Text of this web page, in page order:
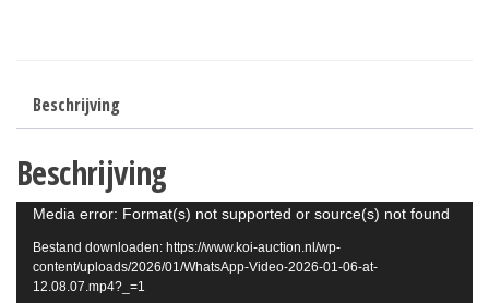
Beschrijving
Beschrijving
Videospeler
Media error: Format(s) not supported or source(s) not found
Bestand downloaden: https://www.koi-auction.nl/wp-
content/uploads/2026/01/WhatsApp-Video-2026-01-06-at-
12.08.07.mp4?_=1